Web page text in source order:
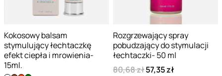
Kokosowy balsam
stymulujący łechtaczkę
efekt ciepła i mrowienia-
15ml.
Rozgrzewający spray
pobudzający do stymulacji
łechtaczki- 50 ml
80,68 zł57,35 zł